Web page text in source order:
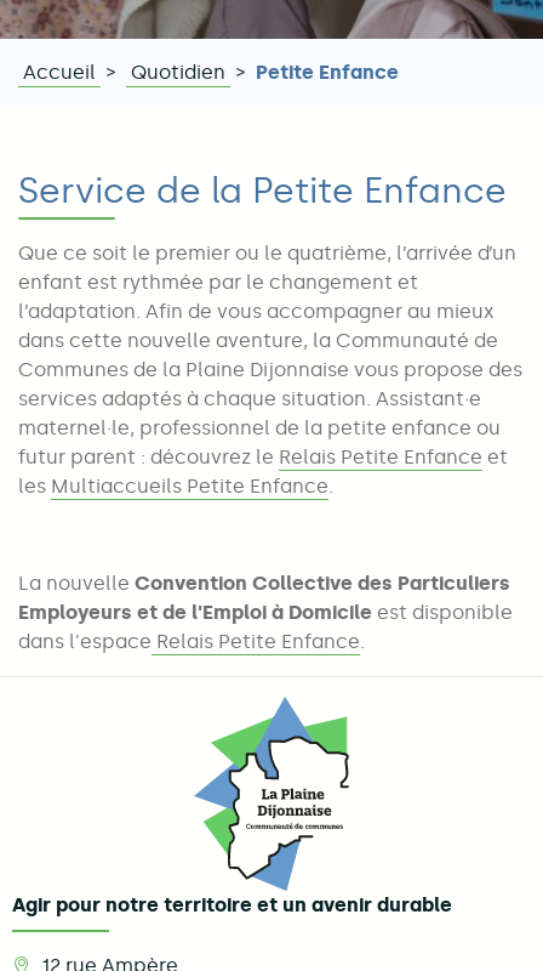
Accueil Quotidien Petite Enfance
Service de la Petite Enfance
Que ce soit le premier ou le quatrième, l’arrivée d’un
enfant est rythmée par le changement et
l’adaptation. Afin de vous accompagner au mieux
dans cette nouvelle aventure, la Communauté de
Communes de la Plaine Dijonnaise vous propose des
services adaptés à chaque situation. Assistant·e
maternel·le, professionnel de la petite enfance ou
futur parent : découvrez le Relais Petite Enfance et
les Multiaccueils Petite Enfance.
La nouvelle Convention Collective des Particuliers
Employeurs et de l'Emploi à Domicile est disponible
dans l'espace Relais Petite Enfance.
Agir pour notre territoire et un avenir durable
12 rue Ampère